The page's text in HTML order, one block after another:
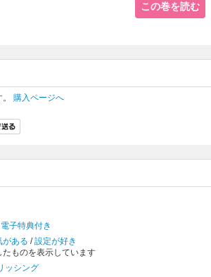
この巻を読む
購入ページへ
電子特典付き
がある /設定が好き
ものを表示しています
ッシング